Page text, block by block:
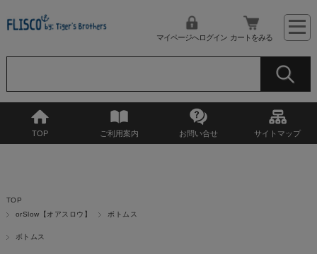
マイページへログイン カートをみる
TOP ご利用案内 お問い合せ サイトマップ
TOP
orSlow【オアスロウ】
ボトムス
ボトムス